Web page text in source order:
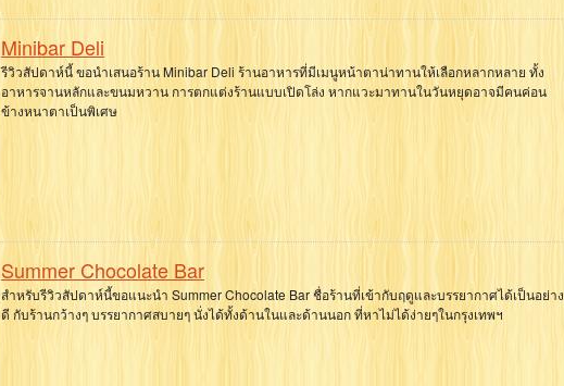
Minibar Deli
รีวิวสัปดาห์นี้ ขอนำเสนอร้าน Minibar Deli ร้านอาหารที่มีเมนูหน้าตาน่าทานให้เลือกหลากหลาย ทั้ง
อาหารจานหลักและขนมหวาน การตกแต่งร้านแบบเปิดโล่ง หากแวะมาทานในวันหยุดอาจมีคนค่อน
ข้างหนาตาเป็นพิเศษ
Summer Chocolate Bar
สำหรับรีวิวสัปดาห์นี้ขอแนะนำ Summer Chocolate Bar ชื่อร้านที่เข้ากับฤดูและบรรยากาศได้เป็นอย่าง
ดี กับร้านกว้างๆ บรรยากาศสบายๆ นั่งได้ทั้งด้านในและด้านนอก ที่หาไม่ได้ง่ายๆในกรุงเทพฯ